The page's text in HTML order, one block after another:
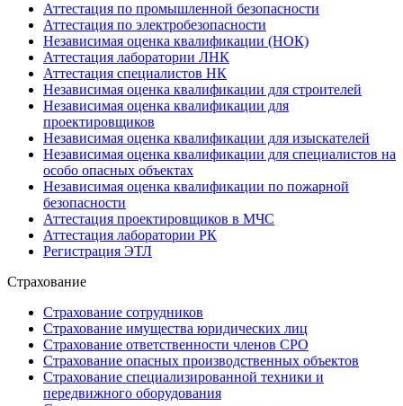
Аттестация по промышленной безопасности
Аттестация по электробезопасности
Независимая оценка квалификации (НОК)
Аттестация лаборатории ЛНК
Аттестация специалистов НК
Независимая оценка квалификации для строителей
Независимая оценка квалификации для
проектировщиков
Независимая оценка квалификации для изыскателей
Независимая оценка квалификации для специалистов на
особо опасных объектах
Независимая оценка квалификации по пожарной
безопасности
Аттестация проектировщиков в МЧС
Аттестация лаборатории РК
Регистрация ЭТЛ
Страхование
Страхование сотрудников
Страхование имущества юридических лиц
Страхование ответственности членов СРО
Страхование опасных производственных объектов
Страхование специализированной техники и
передвижного оборудования